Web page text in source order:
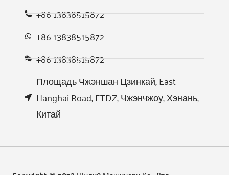
+86 13838515872
+86 13838515872
+86 13838515872
Площадь Чжэншан Цзинкай, East
Hanghai Road, ETDZ, Чжэнчжоу, Хэнань,
Китай